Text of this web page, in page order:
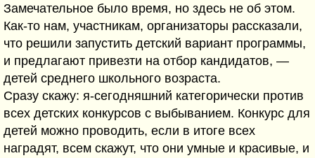
Замечательное было время, но здесь не об этом.
Как-то нам, участникам, организаторы рассказали,
что решили запустить детский вариант программы,
и предлагают привезти на отбор кандидатов, —
детей среднего школьного возраста.
Сразу скажу: я-сегодняшний категорически против
всех детских конкурсов с выбыванием. Конкурс для
детей можно проводить, если в итоге всех
наградят, всем скажут, что они умные и красивые, и